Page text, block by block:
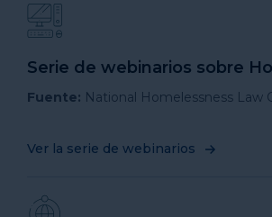
Serie de webinarios sobre
Fuente: National Homelessness Law
Ver la serie de webinarios